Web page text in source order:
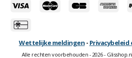
Wettelijke meldingen - Privacybeleid
Alle rechten voorbehouden - 2026 -